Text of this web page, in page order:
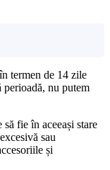
termen de 14 zile
perioadă, nu putem
fie în aceeași stare
sau
și